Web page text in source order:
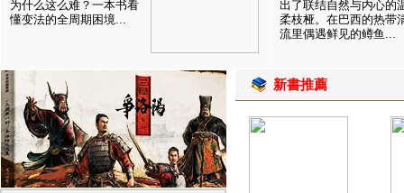
为什么这么难？一本书看
懂变法的全周期困境...
出了联结自然与内心的
柔枝桠。在巴西的热带
流里偶遇鲜见的鳟鱼...
新書推薦